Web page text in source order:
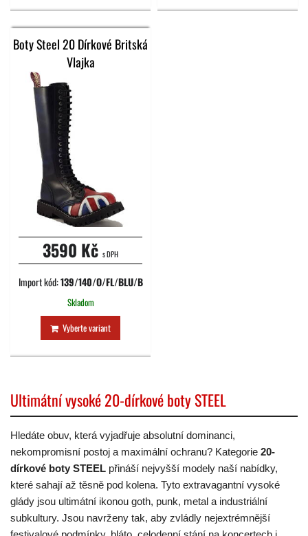
Boty Steel 20 Dírkové Britská
Vlajka
3590 Kč s DPH
Import kód:139/140/O/FL/BLU/B
Skladom
Vyberte variant
Ultimátní vysoké 20-dírkové boty STEEL
Hledáte obuv, která vyjadřuje absolutní dominanci,
nekompromisní postoj a maximální ochranu? Kategorie 20-
dírkové boty STEEL přináší nejvyšší modely naší nabídky,
které sahají až těsně pod kolena. Tyto extravagantní vysoké
glády jsou ultimátní ikonou goth, punk, metal a industriální
subkultury. Jsou navrženy tak, aby zvládly nejextrémnější